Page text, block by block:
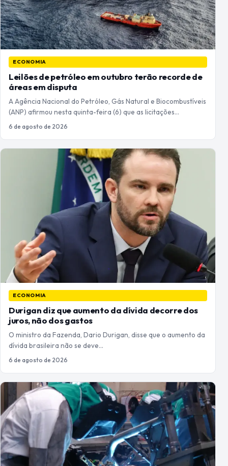
ECONOMIA
Leilões de petróleo em outubro terão recorde de
áreas em disputa
A Agência Nacional do Petróleo, Gás Natural e Biocombustíveis
(ANP) afirmou nesta quinta-feira (6) que as licitações…
6 de agosto de 2026
ECONOMIA
Durigan diz que aumento da dívida decorre dos
juros, não dos gastos
O ministro da Fazenda, Dario Durigan, disse que o aumento da
dívida brasileira não se deve…
6 de agosto de 2026